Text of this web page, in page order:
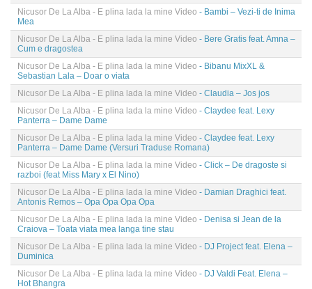
Nicusor De La Alba - E plina lada la mine Video - Bambi – Vezi-ti de Inima
Mea
Nicusor De La Alba - E plina lada la mine Video - Bere Gratis feat. Amna –
Cum e dragostea
Nicusor De La Alba - E plina lada la mine Video - Bibanu MixXL &
Sebastian Lala – Doar o viata
Nicusor De La Alba - E plina lada la mine Video - Claudia – Jos jos
Nicusor De La Alba - E plina lada la mine Video - Claydee feat. Lexy
Panterra – Dame Dame
Nicusor De La Alba - E plina lada la mine Video - Claydee feat. Lexy
Panterra – Dame Dame (Versuri Traduse Romana)
Nicusor De La Alba - E plina lada la mine Video - Click – De dragoste si
razboi (feat Miss Mary x El Nino)
Nicusor De La Alba - E plina lada la mine Video - Damian Draghici feat.
Antonis Remos – Opa Opa Opa Opa
Nicusor De La Alba - E plina lada la mine Video - Denisa si Jean de la
Craiova – Toata viata mea langa tine stau
Nicusor De La Alba - E plina lada la mine Video - DJ Project feat. Elena –
Duminica
Nicusor De La Alba - E plina lada la mine Video - DJ Valdi Feat. Elena –
Hot Bhangra